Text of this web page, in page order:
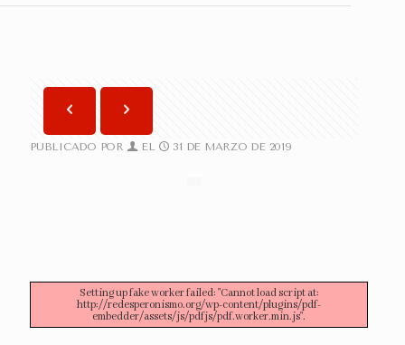
PUBLICADO POR EL 31 DE MARZO DE 2019
Setting up fake worker failed: "Cannot load script at:
http://redesperonismo.org/wp-content/plugins/pdf-
embedder/assets/js/pdfjs/pdf.worker.min.js".